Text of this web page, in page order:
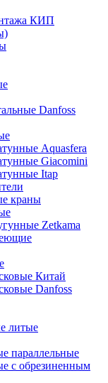
КИП
Danfoss
Aquasfera
Giacomini
Itap
краны
Zetkama
Китай
Danfoss
литые
параллельные
с обрезиненным